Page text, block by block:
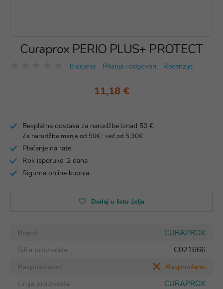
Curaprox PERIO PLUS+ PROTECT
0 ocjena Pitanja i odgovori Recenzije
11,18 €
Besplatna dostava za narudžbe iznad 50 €
Za narudžbe manje od 50€ : već od 5,30€
Plaćanje na rate
Rok isporuke: 2 dana
Sigurna online kupnja
Dodaj u listu želja
Brand
CURAPROX
Šifra proizvoda
C021666
Raspoloživost
Rasprodano
Linija proizvoda
CURAPROX